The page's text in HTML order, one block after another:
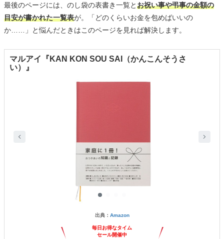
最後のページには、のし袋の表書き一覧とお祝い事や弔事の金額の
目安が書かれた一覧表が。「どのくらいお金を包めばいいの
か……」と悩んだときはこのページを見れば解決します。
マルアイ『KAN KON SOU SAI（かんこんそうさ
い）』
出典： Amazon
毎日お得なタイム
セール開催中